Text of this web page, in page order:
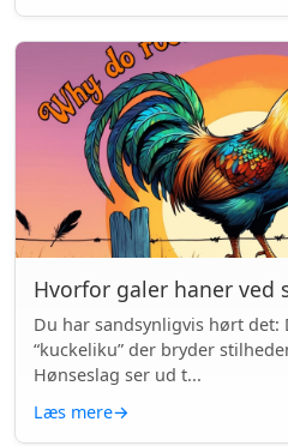
Hvorfor galer haner ved
Du har sandsynligvis hørt det:
“kuckeliku” der bryder
Hønseslag ser ud t...
Læs mere→